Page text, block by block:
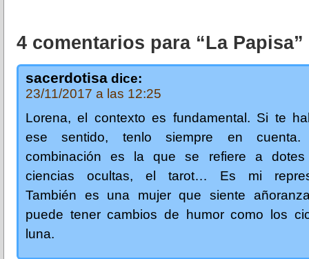
4 comentarios para “La Papisa”
sacerdotisa dice:
23/11/2017 a las 12:25
Lorena, el contexto es fundamental. Si te
ese sentido, tenlo siempre en
combinación es la que se refiere a
ciencias ocultas, el tarot… Es mi
También es una mujer que siente
puede tener cambios de humor como los
luna.